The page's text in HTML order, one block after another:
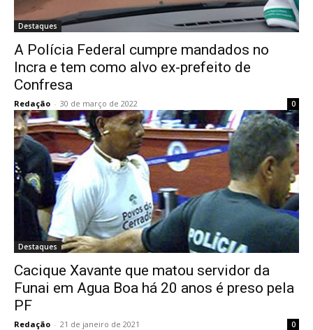
Destaques
A Polícia Federal cumpre mandados no
Incra e tem como alvo ex-prefeito de
Confresa
Redação - 30 de março de 2022 0
Destaques
Cacique Xavante que matou servidor da
Funai em Agua Boa há 20 anos é preso pela
PF
Redação - 21 de janeiro de 2021 0